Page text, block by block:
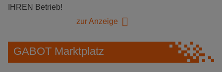
IHREN Betrieb!
zur Anzeige
GABOT Marktplatz